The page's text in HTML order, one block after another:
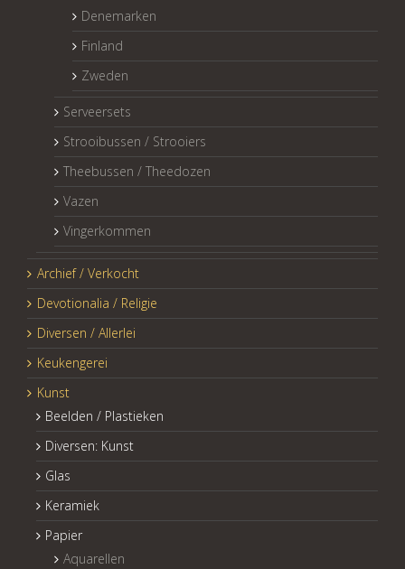
Denemarken
Finland
Zweden
Serveersets
Strooibussen / Strooiers
Theebussen / Theedozen
Vazen
Vingerkommen
Archief / Verkocht
Devotionalia / Religie
Diversen / Allerlei
Keukengerei
Kunst
Beelden / Plastieken
Diversen: Kunst
Glas
Keramiek
Papier
Aquarellen